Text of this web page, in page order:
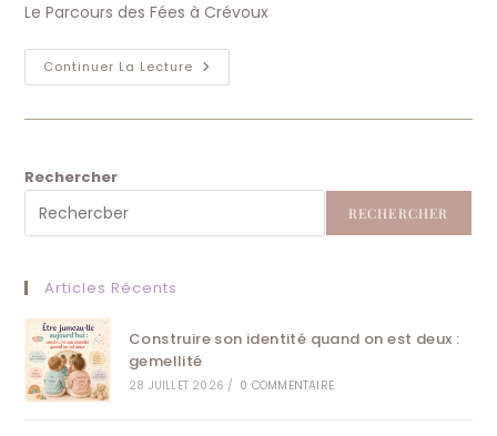
publication :
Le Parcours des Fées à Crévoux
Continuer La Lecture Le
Parcours
Fées
Rechercher
RECHERCHER
Articles Récents
Construire son identité quand on est deux :
gemellité
28 JUILLET 2026 / 0 COMMENTAIRE